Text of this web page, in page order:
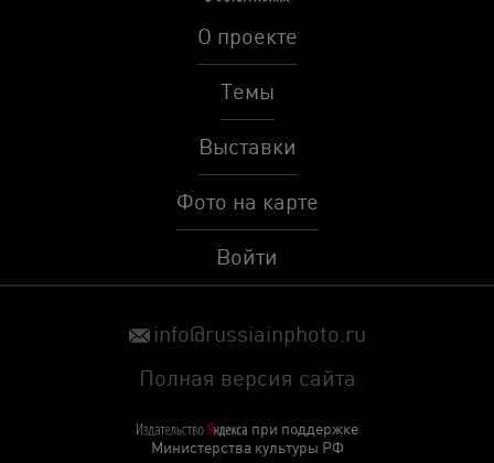
О проекте
Темы
Выставки
Фото на карте
Войти
info@russiainphoto.ru
Полная версия сайта
при поддержке
Министерства культуры РФ